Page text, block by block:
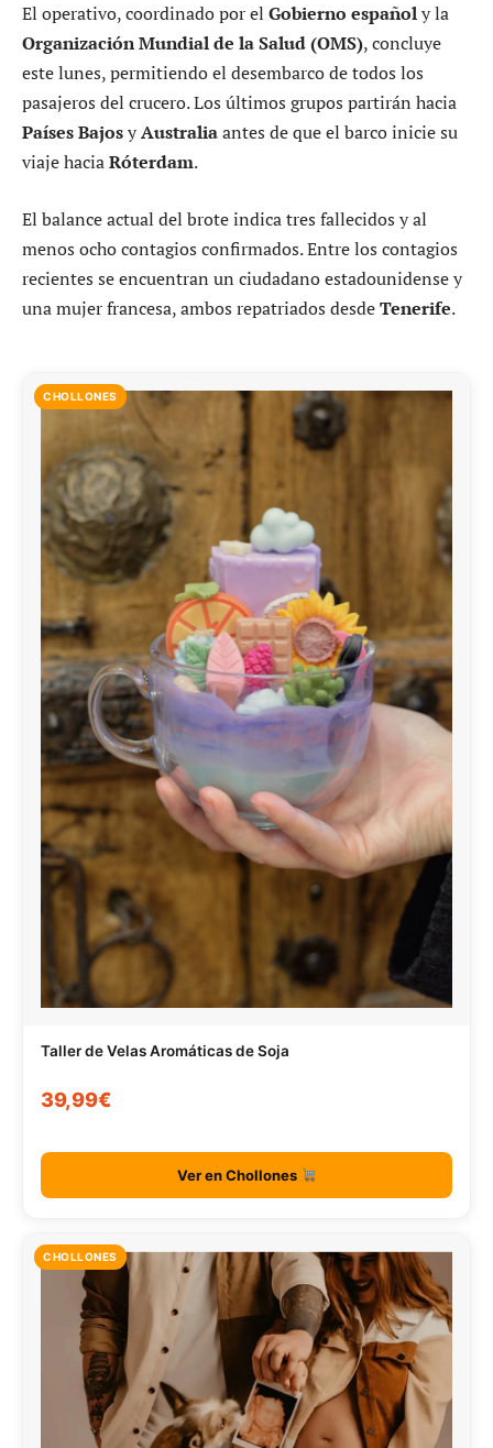
El operativo, coordinado por el Gobierno españoly la
Organización Mundial de la Salud (OMS), concluye
este lunes, permitiendo el desembarco de todos los
pasajeros del crucero. Los últimos grupos partirán hacia
Países BajosyAustraliaantes de que el barco inicie su
viaje haciaRóterdam.
El balance actual del brote indica tres fallecidos y al
menos ocho contagios confirmados. Entre los contagios
recientes se encuentran un ciudadano estadounidense y
una mujer francesa, ambos repatriados desdeTenerife.
CHOLLONES
Taller de Velas Aromáticas de Soja
39,99€
Ver en Chollones
CHOLLONES